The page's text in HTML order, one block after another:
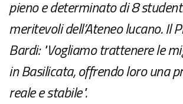
pieno e determinato di 8
meritevoli dell’Ateneo lucano. Il
Bardi: "Vogliamo trattenere le
in Basilicata, offrendo loro una
reale e stabile".